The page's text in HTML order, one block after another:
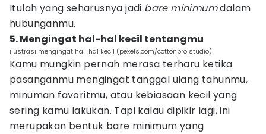
Itulah yang seharusnya jadi bare minimumdalam
hubunganmu.
5. Mengingat hal-hal kecil tentangmu
ilustrasi mengingat hal-hal kecil (pexels.com/cottonbro studio)
Kamu mungkin pernah merasa terharu ketika
pasanganmu mengingat tanggal ulang tahunmu,
minuman favoritmu, atau kebiasaan kecil yang
sering kamu lakukan. Tapi kalau dipikir lagi, ini
merupakan bentuk bare minimum yang